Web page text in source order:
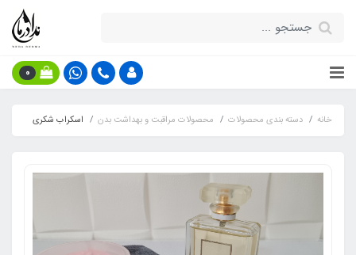
0
خانه دسته بندی محصولات محصولات مراقبت و بهداشت بدن اسکراب شکری